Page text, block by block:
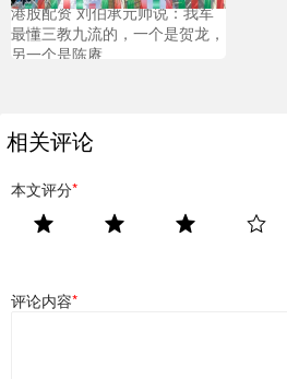
港股配资 刘伯承元帅说：我军
最懂三教九流的，一个是贺龙，
另一个是陈赓
相关评论
本文评分*
评论内容*